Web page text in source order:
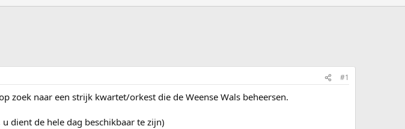
#1
zoek naar een strijk kwartet/orkest die de Weense Wals beheersen.
dient de hele dag beschikbaar te zijn)